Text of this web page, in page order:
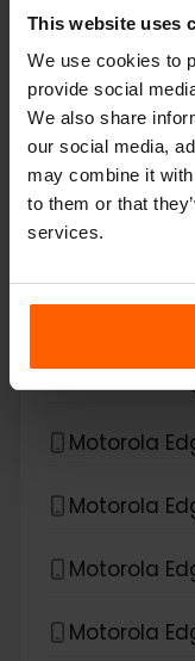
This website uses
We use cookies to
provide social
We also share
our social media,
may combine it
to them or that
services.
Xiaomi
Xiaomi
Motorola
Motorola
Motorola
Motorola